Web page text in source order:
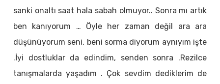
sanki onaltı saat hala sabah olmuyor.. Sonra mı artık
ben kanıyorum … Öyle her zaman değil ara ara
düşünüyorum seni, beni sorma diyorum aynıyım işte
.İyi dostluklar da edindim, senden sonra .Rezilce
tanışmalarda yaşadım . Çok sevdim dediklerim de